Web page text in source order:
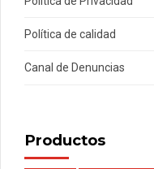
Política de calidad
Canal de Denuncias
Productos